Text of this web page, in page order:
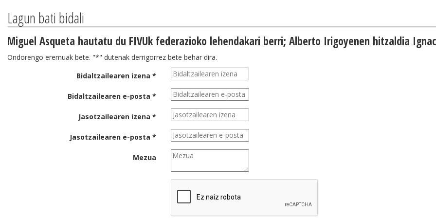
Lagun bati bidali
Miguel Asqueta hautatu du FIVUk federazioko lehendakari berri; Alberto Irigoyenen hitzaldia
Ondorengo eremuak bete. "*" dutenak derrigorrez bete behar dira.
Bidaltzailearen izena *
Bidaltzailearen e-posta *
Jasotzailearen izena *
Jasotzailearen e-posta *
Mezua